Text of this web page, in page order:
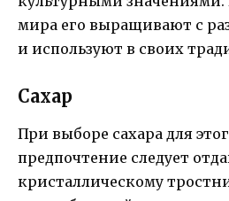
мира его выращивают с
и используют в своих
Сахар
При выборе сахара для
предпочтение следует
кристаллическому